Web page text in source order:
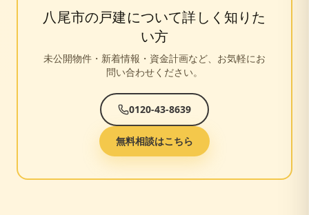
八尾市の戸建について詳しく知りた
い方
未公開物件・新着情報・資金計画など、お気軽にお
問い合わせください。
0120-43-8639
無料相談はこちら